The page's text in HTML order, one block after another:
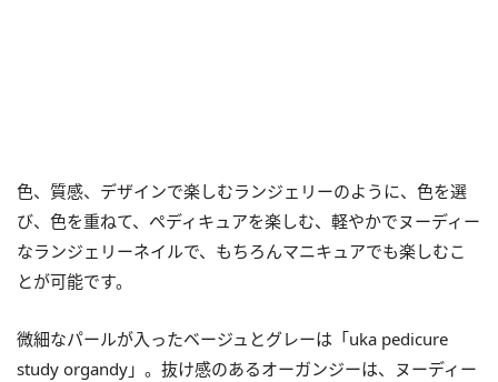
色、質感、デザインで楽しむランジェリーのように、色を選
び、色を重ねて、ペディキュアを楽しむ、軽やかでヌーディー
なランジェリーネイルで、もちろんマニキュアでも楽しむこ
とが可能です。
微細なパールが入ったベージュとグレーは「uka pedicure
study organdy」。抜け感のあるオーガンジーは、ヌーディー